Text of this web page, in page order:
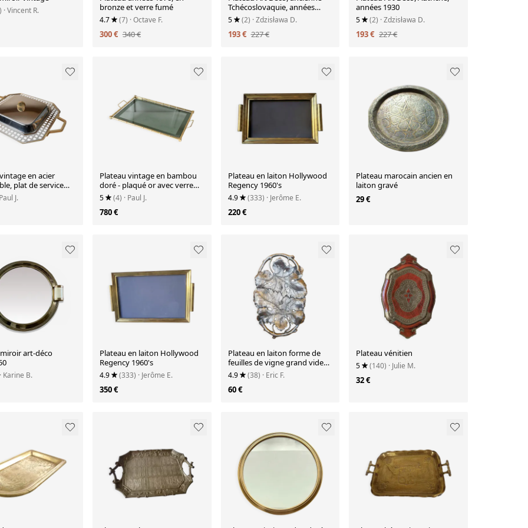
· Vincent R.
bronze et verre fumé
4.7 (7) · Octave F.
300 € 340 €
Tchécoslovaquie, années
1930
5 (2) · Zdzisława D.
193 € 227 €
années 1930
5 (2) · Zdzisława D.
193 € 227 €
en acier
plat de service
ligne Orchidea -
- design Italie
- décoration de
J.
Plateau vintage en bambou
doré - plaqué or avec verre
fumé - design bambou -
Hollywood Regency - années
1960
5 (4) · Paul J.
780 €
Plateau en laiton Hollywood
Regency 1960's
4.9 (333) · Jerôme E.
220 €
Plateau marocain ancien en
laiton gravé
29 €
art-déco
· Karine B.
Plateau en laiton Hollywood
Regency 1960's
4.9 (333) · Jerôme E.
350 €
Plateau en laiton forme de
feuilles de vigne grand vide
poche
4.9 (38) · Eric F.
60 €
Plateau vénitien
5 (140) · Julie M.
32 €